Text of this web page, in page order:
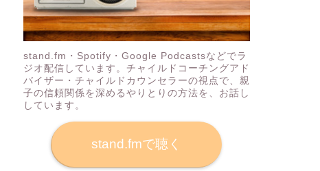
可愛くてハイテク！LOVOT（らぼ
っと）の魅力をLOVOT MUSEUMで
堪能してきた
プログラミング
stand.fm・Spotify・Google Podcastsなどでラ
ジオ配信しています。チャイルドコーチングアド
バイザー・チャイルドカウンセラーの視点で、親
子の信頼関係を深めるやりとりの方法を、お話し
しています。
stand.fmで聴く